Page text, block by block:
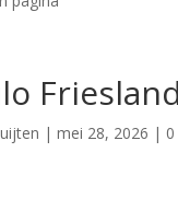
|mei 28, 2026 |